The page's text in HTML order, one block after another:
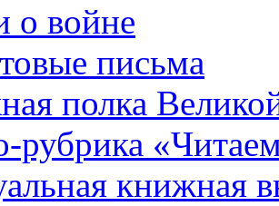
о войне
письма
полка
рубрика
книжная